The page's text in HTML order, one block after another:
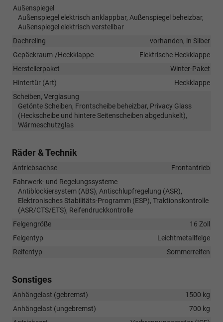
Außenspiegel
Außenspiegel elektrisch anklappbar, Außenspiegel beheizbar,
Außenspiegel elektrisch verstellbar
Dachreling
vorhanden, in Silber
Gepäckraum-/Heckklappe
Elektrische Heckklappe
Herstellerpaket
Winter-Paket
Hintertür (Art)
Heckklappe
Scheiben, Verglasung
Getönte Scheiben, Frontscheibe beheizbar, Privacy Glass
(Heckscheibe und hintere Seitenscheiben abgedunkelt),
Wärmeschutzglas
Räder & Technik
Antriebsachse
Frontantrieb
Fahrwerk- und Regelungssysteme
Antiblockiersystem (ABS), Antischlupfregelung (ASR),
Elektronisches Stabilitäts-Programm (ESP), Traktionskontrolle
(ASR/CTS/ETS), Reifendruckkontrolle
Felgengröße
16 Zoll
Felgentyp
Leichtmetallfelge
Reifentyp
Sommerreifen
Sonstiges
Anhängelast (gebremst)
1500 kg
Anhängelast (ungebremst)
700 kg